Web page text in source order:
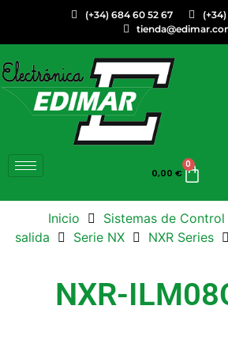
(+34) 684 60 52 67
0,00 €
0
Inicio Sistemas de Control
salida
Serie NX NXR Series
NXR-